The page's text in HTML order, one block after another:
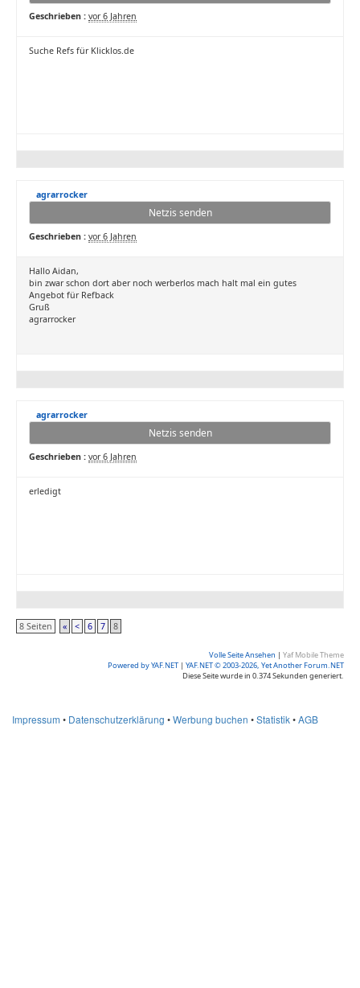
Geschrieben : vor 6 Jahren
Suche Refs für Klicklos.de
agrarrocker
Netzis senden
Geschrieben : vor 6 Jahren
Hallo Aidan,
bin zwar schon dort aber noch werberlos mach halt mal ein gutes
Angebot für Refback
Gruß
agrarrocker
agrarrocker
Netzis senden
Geschrieben : vor 6 Jahren
erledigt
8 Seiten « < 6 7 8
Volle Seite Ansehen | Yaf Mobile Theme
Powered by YAF.NET | YAF.NET © 2003-2026, Yet Another Forum.NET
Diese Seite wurde in 0.374 Sekunden generiert.
Impressum • Datenschutzerklärung •Werbung buchen •Statistik•AGB